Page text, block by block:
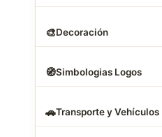
🎨Decoración
🧭Simbologias Logos
🚗Transporte y Vehículos